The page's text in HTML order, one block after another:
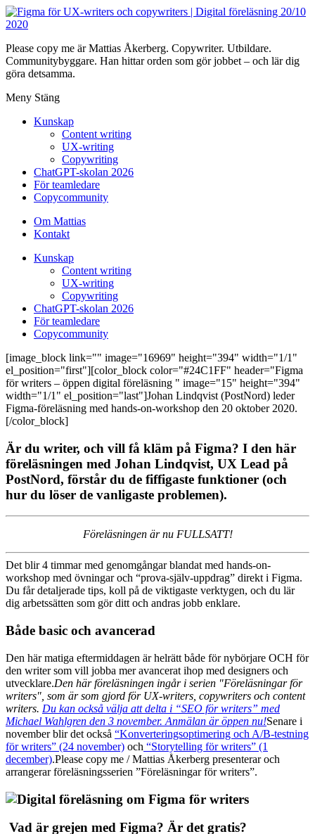
Please copy me är Mattias Åkerberg. Copywriter. Utbildare.
Communitybyggare. Han hittar orden som gör jobbet – och lär dig
göra detsamma.
Meny Stäng
Kunskap
Content writing
UX-writing
Copywriting
ChatGPT-skolan 2026
För teamledare
Copycommunity
Om Mattias
Kontakt
Kunskap
Content writing
UX-writing
Copywriting
ChatGPT-skolan 2026
För teamledare
Copycommunity
[image_block link="" image="16969" height="394" width="1/1"
el_position="first"][color_block color="#24C1FF" header="Figma
för writers – öppen digital föreläsning " image="15" height="394"
width="1/1" el_position="last"]Johan Lindqvist (PostNord) leder
Figma-föreläsning med hands-on-workshop den 20 oktober 2020.
[/color_block]
Är du writer, och vill få kläm på Figma? I den här
föreläsningen med Johan Lindqvist, UX Lead på
PostNord, förstår du de fiffigaste funktioner (och
hur du löser de vanligaste problemen).
Föreläsningen är nu FULLSATT!
Det blir 4 timmar med genomgångar blandat med hands-on-
workshop med övningar och “prova-själv-uppdrag” direkt i Figma.
Du får detaljerade tips, koll på de viktigaste verktygen, och du lär
dig arbetssätten som gör ditt och andras jobb enklare.
Både basic och avancerad
Den här matiga eftermiddagen är helrätt både för nybörjare OCH för
den writer som vill jobba mer avancerat ihop med designers och
utvecklare.Den här föreläsningen ingår i serien "Föreläsningar för
writers", som är som gjord för UX-writers, copywriters och content
writers. Du kan också välja att delta i “SEO för writers” med
Michael Wahlgren den 3 november. Anmälan är öppen nu!Senare i
november blir det också “Konverteringsoptimering och A/B-testning
för writers” (24 november) och “Storytelling för writers” (1
december).Please copy me / Mattias Åkerberg presenterar och
arrangerar föreläsningsserien ”Föreläsningar för writers”.
Vad är grejen med Figma? Är det gratis?